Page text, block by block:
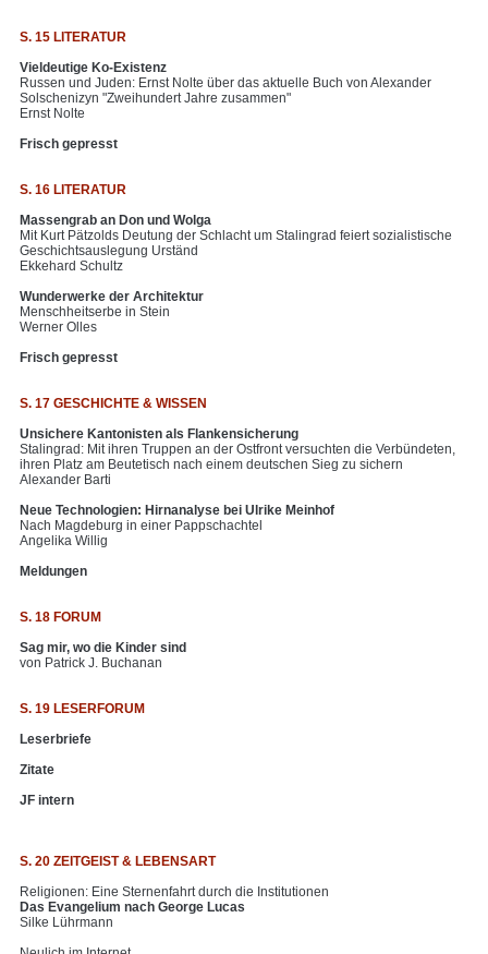
S. 15 LITERATUR
Vieldeutige Ko-Existenz
Russen und Juden: Ernst Nolte über das aktuelle Buch von Alexander
Solschenizyn "Zweihundert Jahre zusammen"
Ernst Nolte
Frisch gepresst
S. 16 LITERATUR
Massengrab an Don und Wolga
Mit Kurt Pätzolds Deutung der Schlacht um Stalingrad feiert sozialistische
Geschichtsauslegung Urständ
Ekkehard Schultz
Wunderwerke der Architektur
Menschheitserbe in Stein
Werner Olles
Frisch gepresst
S. 17 GESCHICHTE & WISSEN
Unsichere Kantonisten als Flankensicherung
Stalingrad: Mit ihren Truppen an der Ostfront versuchten die Verbündeten,
ihren Platz am Beutetisch nach einem deutschen Sieg zu sichern
Alexander Barti
Neue Technologien: Hirnanalyse bei Ulrike Meinhof
Nach Magdeburg in einer Pappschachtel
Angelika Willig
Meldungen
S. 18 FORUM
Sag mir, wo die Kinder sind
von Patrick J. Buchanan
S. 19 LESERFORUM
Leserbriefe
Zitate
JF intern
S. 20 ZEITGEIST & LEBENSART
Religionen: Eine Sternenfahrt durch die Institutionen
Das Evangelium nach George Lucas
Silke Lührmann